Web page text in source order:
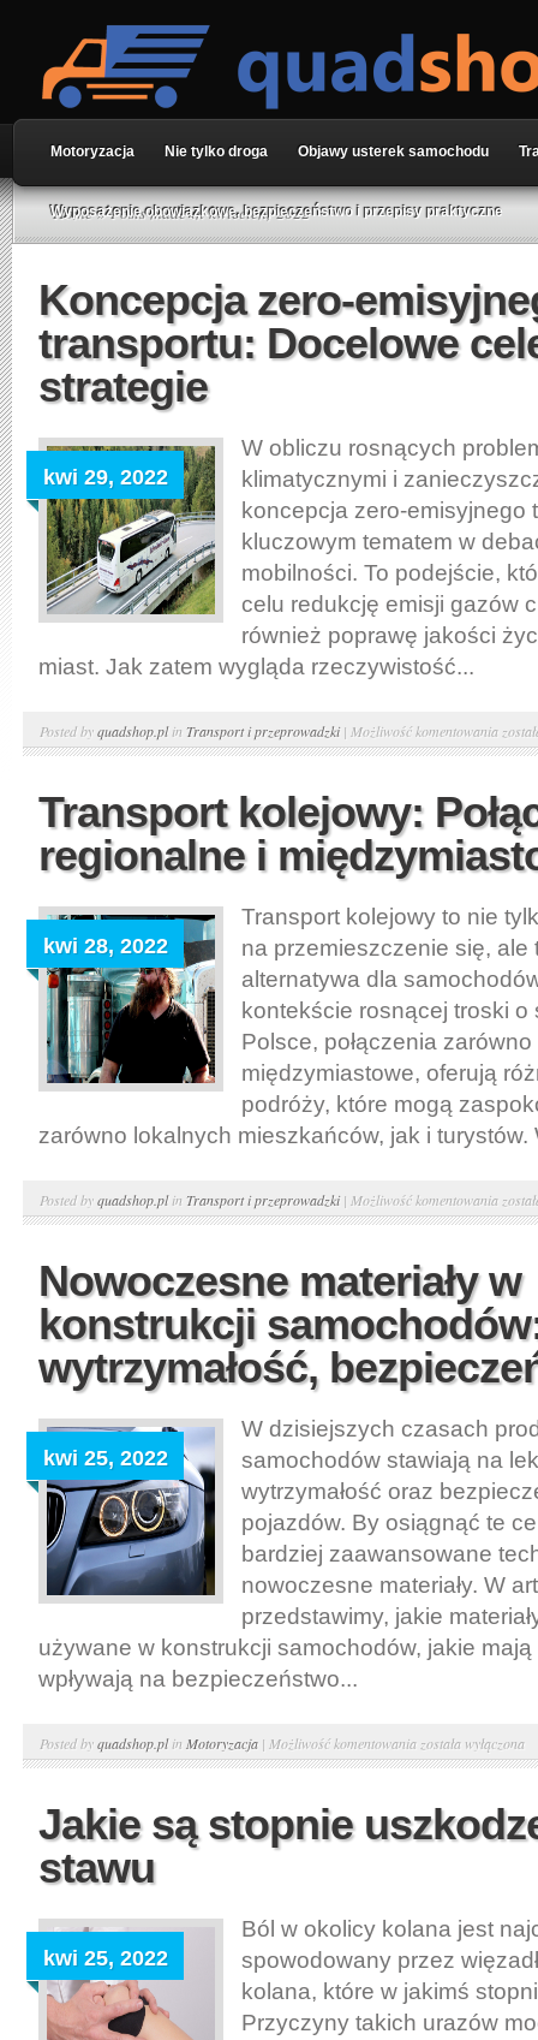
Motoryzacja Nie tylko droga Objawy usterek samochodu
Wyposażenie obowiązkowe, bezpieczeństwo i przepisy praktyczne
Home» Posts made in kwiecień, 2022
Koncepcja zero-
transportu: Docelowe
strategie
kwi 29, 2022
W obliczu rosnących
klimatycznymi i
koncepcja zero-emisyjnego
kluczowym tematem w
mobilności. To podejście,
celu redukcję emisji gazów
również poprawę jakości
miast. Jak zatem wygląda rzeczywistość...
Posted byquadshop.plin Transport i przeprowadzki| Możliwość komentowania
zero-
cele
Transport kolejowy:
regionalne i
kwi 28, 2022
Transport kolejowy to nie
na przemieszczenie się, ale
alternatywa dla
kontekście rosnącej troski o
Polsce, połączenia
międzymiastowe, oferują
podróży, które mogą
zarówno lokalnych mieszkańców, jak i turystów.
Posted byquadshop.plin Transport i przeprowadzki| Możliwość komentowania
i
Nowoczesne materiały w
konstrukcji
wytrzymałość,
kwi 25, 2022
W dzisiejszych czasach
samochodów stawiają na
wytrzymałość oraz
pojazdów. By osiągnąć te
bardziej zaawansowane
nowoczesne materiały. W
przedstawimy, jakie
używane w konstrukcji samochodów, jakie mają
wpływają na bezpieczeństwo...
Posted byquadshop.plin Motoryzacja | Możliwość komentowania Nowoczesne
materiały
konstrukcji
bezpieczeństwo
została wyłączona
Jakie są stopnie
stawu
kwi 25, 2022
Ból w okolicy kolana jest
spowodowany przez
kolana, które w jakimś
Przyczyny takich urazów